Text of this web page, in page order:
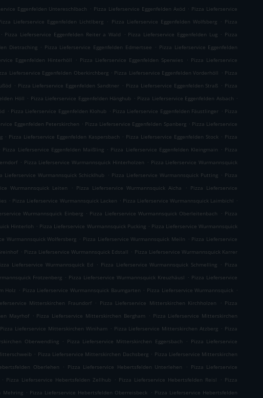
Eggenfelden Untereschlbach . Pizza Lieferservice Eggenfelden Axöd . Pizza Lieferservice
Lieferservice Eggenfelden Lichtlberg . Pizza Lieferservice Eggenfelden Wolfsberg . Pizza
. Pizza Lieferservice Eggenfelden Reiter a Wald . Pizza Lieferservice Eggenfelden Lug . Pizza
Dietraching . Pizza Lieferservice Eggenfelden Edmertsee . Pizza Lieferservice Eggenfelden
Eggenfelden Hinterhöll . Pizza Lieferservice Eggenfelden Sperwies . Pizza Lieferservice
Lieferservice Eggenfelden Oberkirchberg . Pizza Lieferservice Eggenfelden Vorderhöll . Pizza
. Pizza Lieferservice Eggenfelden Sandtner . Pizza Lieferservice Eggenfelden Straß . Pizza
Höll . Pizza Lieferservice Eggenfelden Hänghub . Pizza Lieferservice Eggenfelden Asbach .
. Pizza Lieferservice Eggenfelden Klohub . Pizza Lieferservice Eggenfelden Fäustlinger . Pizza
Eggenfelden Peterskirchen . Pizza Lieferservice Eggenfelden Spanberg . Pizza Lieferservice
. Pizza Lieferservice Eggenfelden Kaspersbach . Pizza Lieferservice Eggenfelden Stock . Pizza
Pizza Lieferservice Eggenfelden Maißling . Pizza Lieferservice Eggenfelden Kleingmain . Pizza
. Pizza Lieferservice Wurmannsquick Hinterholzen . Pizza Lieferservice Wurmannsquick
Lieferservice Wurmannsquick Schicklhub . Pizza Lieferservice Wurmannsquick Putting . Pizza
Wurmannsquick Leiten . Pizza Lieferservice Wurmannsquick Aicha . Pizza Lieferservice
. Pizza Lieferservice Wurmannsquick Lacken . Pizza Lieferservice Wurmannsquick Laimbichl .
Wurmannsquick Einberg . Pizza Lieferservice Wurmannsquick Oberleitenbach . Pizza
Hinterloh . Pizza Lieferservice Wurmannsquick Pucking . Pizza Lieferservice Wurmannsquick
Wurmannsquick Wolfersberg . Pizza Lieferservice Wurmannsquick Meiln . Pizza Lieferservice
. Pizza Lieferservice Wurmannsquick Edstall . Pizza Lieferservice Wurmannsquick Karrer
Lieferservice Wurmannsquick Ed . Pizza Lieferservice Wurmannsquick Schmelling . Pizza
Frotzenberg . Pizza Lieferservice Wurmannsquick Kreuzhäusl . Pizza Lieferservice
Holz . Pizza Lieferservice Wurmannsquick Baumgarten . Pizza Lieferservice Wurmannsquick .
Mitterskirchen Fraundorf . Pizza Lieferservice Mitterskirchen Kirchholzen . Pizza
Mayrhof . Pizza Lieferservice Mitterskirchen Bergham . Pizza Lieferservice Mitterskirchen
Pizza Lieferservice Mitterskirchen Winiham . Pizza Lieferservice Mitterskirchen Atzberg . Pizza
Oberwendling . Pizza Lieferservice Mitterskirchen Eggersbach . Pizza Lieferservice
. Pizza Lieferservice Mitterskirchen Dachsberg . Pizza Lieferservice Mitterskirchen
Oberlehen . Pizza Lieferservice Hebertsfelden Unterlehen . Pizza Lieferservice
. Pizza Lieferservice Hebertsfelden Zellhub . Pizza Lieferservice Hebertsfelden Reisl . Pizza
Mehring . Pizza Lieferservice Hebertsfelden Oberreisbeck . Pizza Lieferservice Hebertsfelden